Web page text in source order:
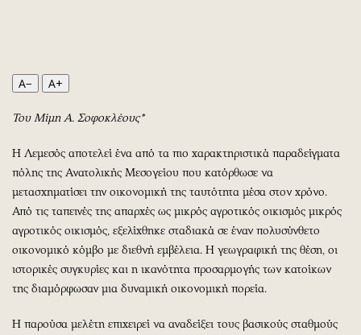
Παράξενα
Πολιτισμός
Σινεμά
Μουσική
Εικαστικά
Βιβλίο
Χειρόγραφα
Uncut
Προσφορές
Προσωπικότητες στην ''Κ''
Επιστολές
A− A+
Του Μίμη Α. Σοφοκλέους*
Η Λεμεσός αποτελεί ένα από τα πιο χαρακτηριστικά παραδείγματα
πόλης της Ανατολικής Μεσογείου που κατόρθωσε να
μετασχηματίσει την οικονομική της ταυτότητα μέσα στον χρόνο.
Από τις ταπεινές της απαρχές ως μικρός αγροτικός οικισμός μικρός
αγροτικός οικισμός, εξελίχθηκε σταδιακά σε έναν πολυσύνθετο
οικονομικό κόμβο με διεθνή εμβέλεια. Η γεωγραφική της θέση, οι
ιστορικές συγκυρίες και η ικανότητα προσαρμογής των κατοίκων
της διαμόρφωσαν μια δυναμική οικονομική πορεία.
Η παρούσα μελέτη επιχειρεί να αναδείξει τους βασικούς σταθμούς